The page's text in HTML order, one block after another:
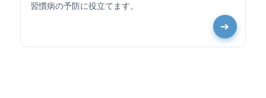
習慣病の予防に役立てます。
➔